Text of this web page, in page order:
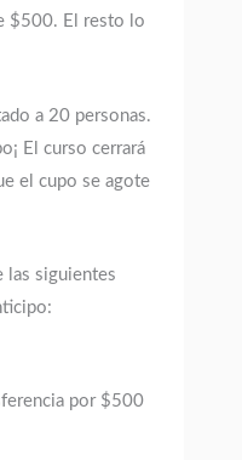
$500. El resto lo
a 20 personas.
El curso cerrará
el cupo se agote
las siguientes
por $500